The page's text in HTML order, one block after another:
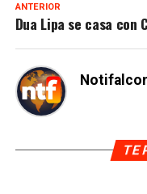
ANTERIOR
Dua Lipa se casa con
TE